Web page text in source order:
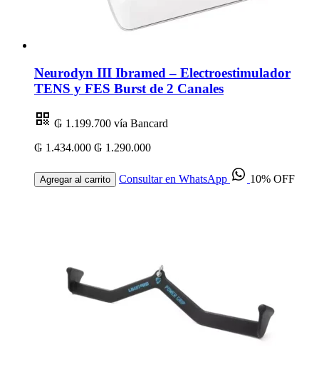
Neurodyn III Ibramed – Electroestimulador
TENS y FES Burst de 2 Canales
₲ 1.199.700 vía Bancard
₲ 1.434.000 ₲ 1.290.000
Agregar al carrito Consultar en WhatsApp 10% OFF